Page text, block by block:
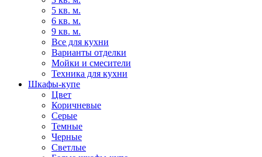
5 кв. м.
6 кв. м.
9 кв. м.
Все для кухни
Варианты отделки
Мойки и смесители
Техника для кухни
Шкафы-купе
Цвет
Коричневые
Серые
Темные
Черные
Светлые